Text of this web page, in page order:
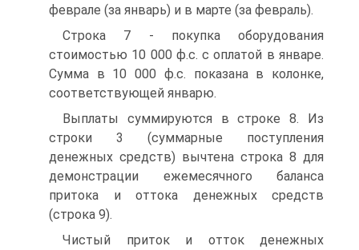
феврале (за январь) и в марте (за февраль).
Строка 7 - покупка оборудования
стоимостью 10 000 ф.с. с оплатой в январе.
Сумма в 10 000 ф.с. показана в колонке,
соответствующей январю.
Выплаты суммируются в строке 8. Из
строки 3 (суммарные поступления
денежных средств) вычтена строка 8 для
демонстрации ежемесячного баланса
притока и оттока денежных средств
(строка 9).
Чистый приток и отток денежных